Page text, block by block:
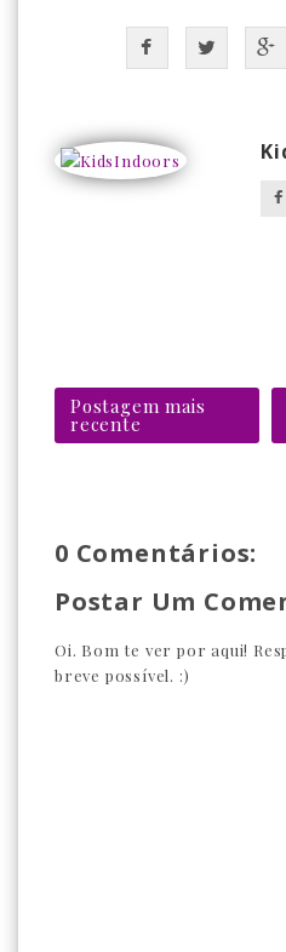
Postagem mais
recente
0 Comentários:
Postar Um
Oi. Bom te ver por aqui!
breve possível. :)